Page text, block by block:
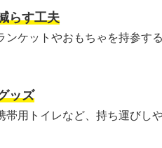
らす工夫
ンケットやおもちゃを持参す
ッズ
帯用トイレなど、持ち運びし